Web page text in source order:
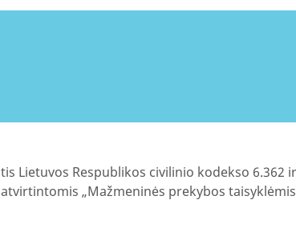
Lietuvos Respublikos civilinio kodekso 6.362
„Mažmeninės prekybos